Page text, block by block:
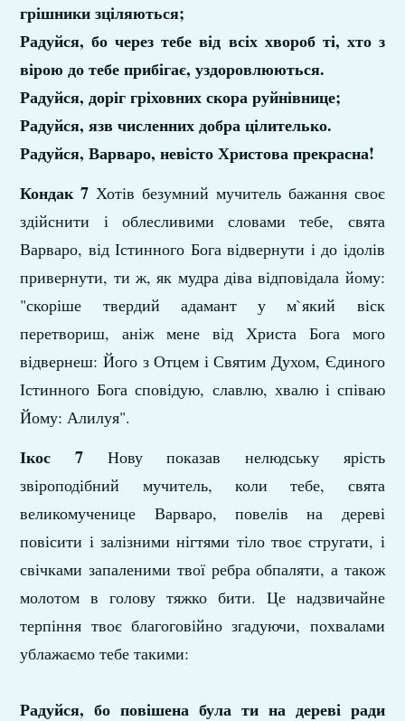
грішники зціляються;
Радуйся, бо через тебе від всіх хвороб ті, хто з
вірою до тебе прибігає, уздоровлюються.
Радуйся, доріг гріховних скора руйнівнице;
Радуйся, язв численних добра цілителько.
Радуйся, Варваро, невісто Христова прекрасна!
Кондак 7 Хотів безумний мучитель бажання своє
здійснити і облесливими словами тебе, свята
Варваро, від Істинного Бога відвернути і до ідолів
привернути, ти ж, як мудра діва відповідала йому:
"скоріше твердий адамант у м`який віск
перетвориш, аніж мене від Христа Бога мого
відвернеш: Його з Отцем і Святим Духом, Єдиного
Істинного Бога сповідую, славлю, хвалю і співаю
Йому: Алилуя".
Ікос 7 Нову показав нелюдську ярість
звіроподібний мучитель, коли тебе, свята
великомученице Варваро, повелів на дереві
повісити і залізними нігтями тіло твоє стругати, і
свічками запаленими твої ребра обпаляти, а також
молотом в голову тяжко бити. Це надзвичайне
терпіння твоє благоговійно згадуючи, похвалами
ублажаємо тебе такими:
Радуйся, бо повішена була ти на дереві ради